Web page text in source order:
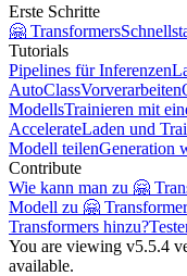
Erste Schritte
🤗 Transformers
Tutorials
Pipelines für Inferenzen
AutoClassVorverarbeiten
ModellsTrainieren mit
AccelerateLaden und
Modell teilenGeneration
Contribute
Wie kann man zu 🤗
Modell zu 🤗
Transformers hinzu?
You are viewing v5.5.4
available.